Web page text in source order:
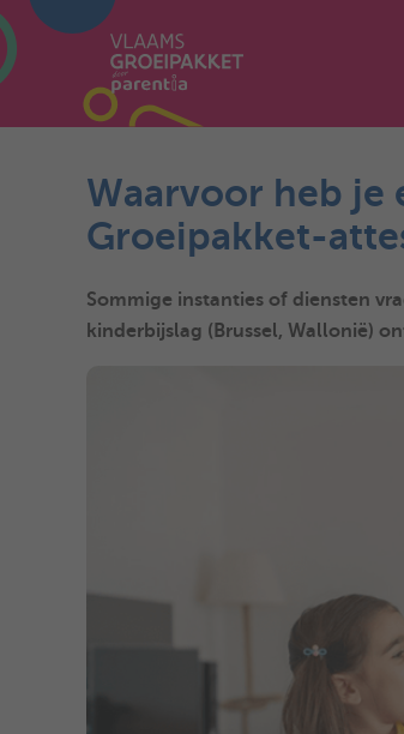
Waarvoor heb je
Groeipakket-
Sommige instanties of diensten
kinderbijslag (Brussel, Wallonië)